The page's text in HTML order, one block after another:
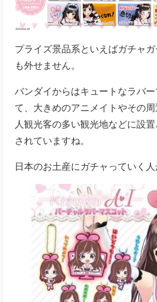
プライズ景品系といえばガチャガ
も外せません。
バンダイからはキュートなラバ
て、大きめのアニメイトやその
人観光客の多い観光地などに設
されていますね。
日本のお土産にガチャっていく人